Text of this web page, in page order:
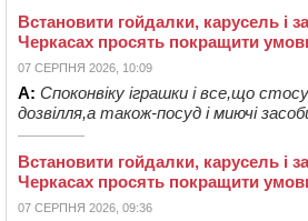
Встановити гойдалки, карусель і
Черкасах просять покращити
07 СЕРПНЯ 2026, 10:09
А: Споконвіку іграшки і все,що
дозвілля,а також-посуд і миючі
Встановити гойдалки, карусель і
Черкасах просять покращити
07 СЕРПНЯ 2026, 09:36